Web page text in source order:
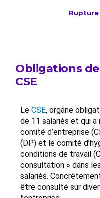
Obligations
CSE
Le CSE, organe
de 11 salariés et qui
comité d’entreprise
(DP) et le comité
conditions de travail
consultation » dans
salariés.
être consulté sur